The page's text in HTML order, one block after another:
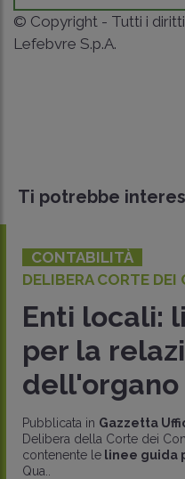
© Copyright - Tutti i
Lefebvre S.p.A.
Ti potrebbe
CONTABILITÀ
DELIBERA CORTE DEI
Enti locali:
per la
Pubblicata in Gazzetta
Delibera della Corte dei
contenente le linee guida
Qua..